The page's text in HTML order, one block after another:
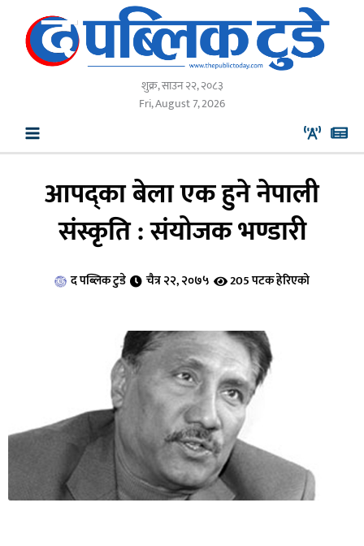
content
शुक्र, साउन २२, २०८३
Fri, August 7, 2026
आपद्का बेला एक हुने नेपाली
संस्कृति : संयोजक भण्डारी
द पब्लिक टुडे चैत्र २२, २०७५ 205 पटक हेरिएको